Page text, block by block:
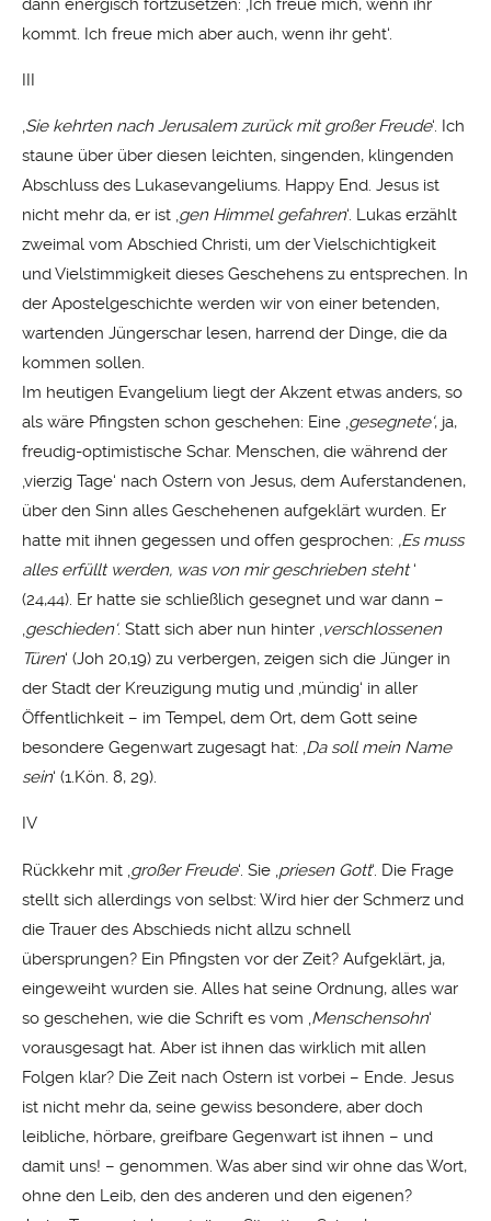
dann energisch fortzusetzen: ‚Ich freue mich, wenn ihr
kommt. Ich freue mich aber auch, wenn ihr geht‘.
III
‚Sie kehrten nach Jerusalem zurück mit großer Freude‘. Ich
staune über über diesen leichten, singenden, klingenden
Abschluss des Lukasevangeliums. Happy End. Jesus ist
nicht mehr da, er ist ‚gen Himmel gefahren‘. Lukas erzählt
zweimal vom Abschied Christi, um der Vielschichtigkeit
und Vielstimmigkeit dieses Geschehens zu entsprechen. In
der Apostelgeschichte werden wir von einer betenden,
wartenden Jüngerschar lesen, harrend der Dinge, die da
kommen sollen.
Im heutigen Evangelium liegt der Akzent etwas anders, so
als wäre Pfingsten schon geschehen: Eine ‚gesegnete‘, ja,
freudig-optimistische Schar. Menschen, die während der
‚vierzig Tage‘ nach Ostern von Jesus, dem Auferstandenen,
über den Sinn alles Geschehenen aufgeklärt wurden. Er
hatte mit ihnen gegessen und offen gesprochen: ‚Es muss
alles erfüllt werden, was von mir geschrieben steht‘
(24,44). Er hatte sie schließlich gesegnet und war dann –
‚geschieden‘. Statt sich aber nun hinter ‚verschlossenen
Türen‘ (Joh 20,19) zu verbergen, zeigen sich die Jünger in
der Stadt der Kreuzigung mutig und ‚mündig‘ in aller
Öffentlichkeit – im Tempel, dem Ort, dem Gott seine
besondere Gegenwart zugesagt hat: ‚Da soll mein Name
sein‘ (1.Kön. 8, 29).
IV
Rückkehr mit ‚ großer Freude‘. Sie ‚ priesen Gott‘. Die Frage
stellt sich allerdings von selbst: Wird hier der Schmerz und
die Trauer des Abschieds nicht allzu schnell
übersprungen? Ein Pfingsten vor der Zeit? Aufgeklärt, ja,
eingeweiht wurden sie. Alles hat seine Ordnung, alles war
so geschehen, wie die Schrift es vom ‚ Menschensohn‘
vorausgesagt hat. Aber ist ihnen das wirklich mit allen
Folgen klar? Die Zeit nach Ostern ist vorbei – Ende. Jesus
ist nicht mehr da, seine gewiss besondere, aber doch
leibliche, hörbare, greifbare Gegenwart ist ihnen – und
damit uns! – genommen. Was aber sind wir ohne das Wort,
ohne den Leib, den des anderen und den eigenen?